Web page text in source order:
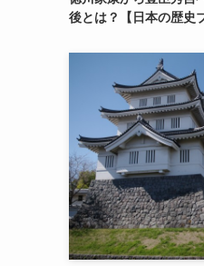
後とは？【日本の歴史